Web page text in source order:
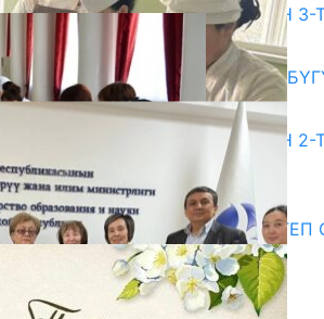
ЖОЖДОРГО КАБЫЛ АЛУУНУН 3-
27.07.2026
ӨЗҮҢДҮН КЕЛЕЧЕГИҢ ҮЧҮН
20.07.2026
ЖОЖДОРГО КАБЫЛ АЛУУНУН 2-
20.07.2026
Медиа
СУЗАКТА 750 ОРУНДУУ МЕКТЕП
ПАЙДАЛАНУУГА БЕРИЛЕТ
07.08.2025